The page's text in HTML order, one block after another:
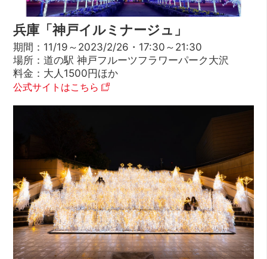
兵庫「神戸イルミナージュ」
期間：11/19～2023/2/26・17:30～21:30
場所：道の駅 神戸フルーツフラワーパーク大沢
料金：大人1500円ほか
公式サイトはこちら